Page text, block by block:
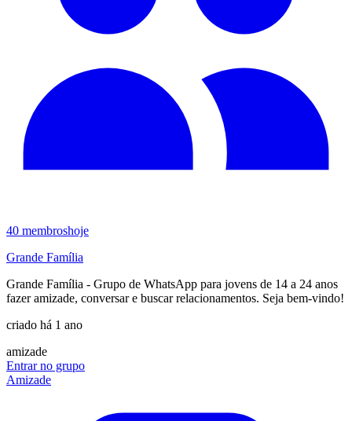
40 membroshoje
Grande Família
Grande Família - Grupo de WhatsApp para jovens de 14 a 24 anos
fazer amizade, conversar e buscar relacionamentos. Seja bem-vindo!
criado há 1 ano
amizade
Entrar no grupo
Amizade